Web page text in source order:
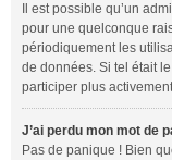
Il est possible qu’un
pour une quelconque
périodiquement les
de données. Si tel était
participer plus
J’ai perdu mon mot de
Pas de panique ! Bien